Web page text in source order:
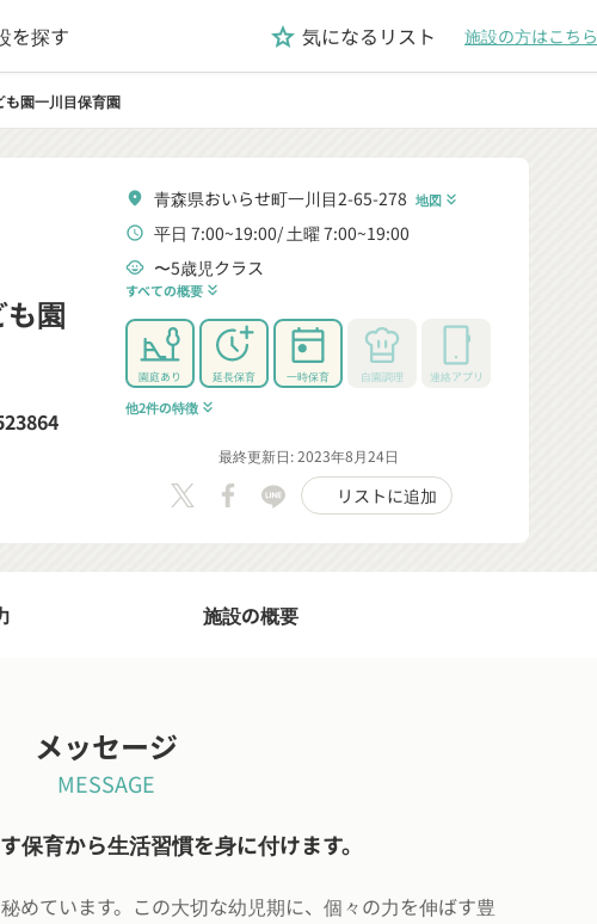
を探す grade 気になるリスト 施設の方はこちら
も園一川目保育園
園
location_on 青森県おいらせ町一川目2-65-278 地図 keyboard_double_arrow_down
schedule 平日 7:00~19:00 土曜 7:00~19:00
child_care 〜5歳児クラス
すべての概要 keyboard_double_arrow_down
園庭あり 延長保育 一時保育 自園調理 連絡アプリ
他2件の特徴 keyboard_double_arrow_down
最終更新日: 2023年8月24日
リストに追加
施設の概要
メッセージ
MESSAGE
保育から生活習慣を身に付けます。
めています。この大切な幼児期に、個々の力を伸ばす豊